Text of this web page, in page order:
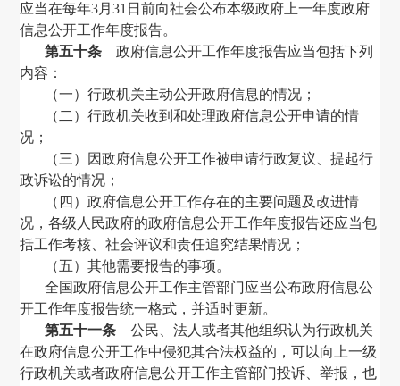
应当在每年3月31 日前向社会公布本级政府上一年度政府
信息公开工作年度报告。
第五十条 政府信息公开工作年度报告应当包括下列
内容：
（一）行政机关主动公开政府信息的情况；
（二）行政机关收到和处理政府信息公开申请的情
况；
（三）因政府信息公开工作被申请行政复议、提起行
政诉讼的情况；
（四）政府信息公开工作存在的主要问题及改进情
况，各级人民政府的政府信息公开工作年度报告还应当包
括工作考核、社会评议和责任追究结果情况；
（五）其他需要报告的事项。
全国政府信息公开工作主管部门应当公布政府信息公
开工作年度报告统一格式，并适时更新。
第五十一条 公民、法人或者其他组织认为行政机关
在政府信息公开工作中侵犯其合法权益的，可以向上一级
行政机关或者政府信息公开工作主管部门投诉、举报，也